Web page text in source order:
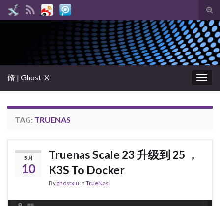
Search for:
脩 | Ghost-X
TAG: TRUENAS
5 月
10
Truenas Scale 23 升级到 25 ，
K3S To Docker
By ghostxiu in TrueNas